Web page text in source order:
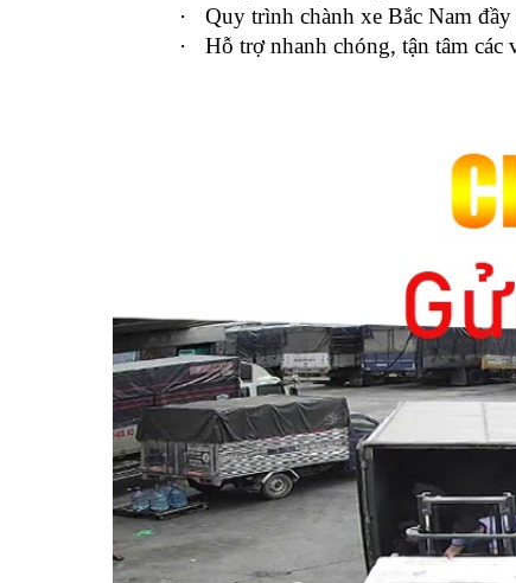
·
Quy trình chành xe Bắc Nam
·
Hỗ trợ nhanh chóng, tận tâm các